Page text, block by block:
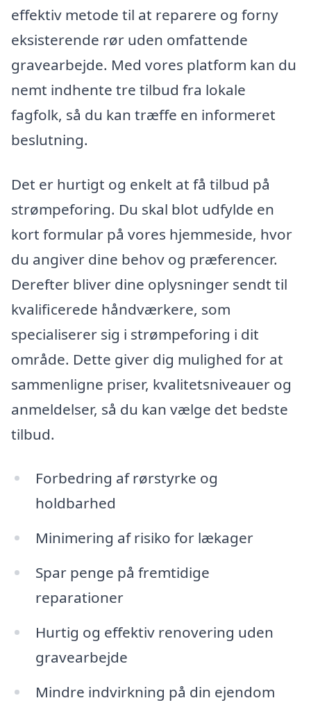
effektiv metode til at reparere og forny
eksisterende rør uden omfattende
gravearbejde. Med vores platform kan du
nemt indhente tre tilbud fra lokale
fagfolk, så du kan træffe en informeret
beslutning.
Det er hurtigt og enkelt at få tilbud på
strømpeforing. Du skal blot udfylde en
kort formular på vores hjemmeside, hvor
du angiver dine behov og præferencer.
Derefter bliver dine oplysninger sendt til
kvalificerede håndværkere, som
specialiserer sig i strømpeforing i dit
område. Dette giver dig mulighed for at
sammenligne priser, kvalitetsniveauer og
anmeldelser, så du kan vælge det bedste
tilbud.
Forbedring af rørstyrke og
holdbarhed
Minimering af risiko for lækager
Spar penge på fremtidige
reparationer
Hurtig og effektiv renovering uden
gravearbejde
Mindre indvirkning på din ejendom